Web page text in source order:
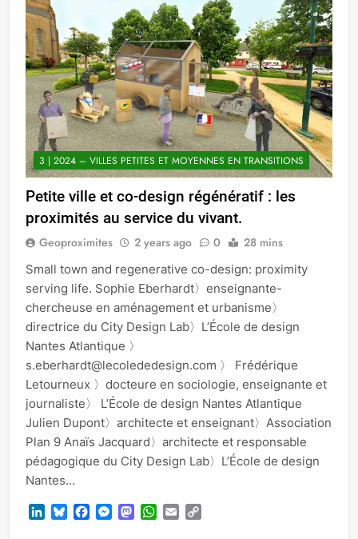
3 | 2024 – VILLES PETITES ET MOYENNES EN TRANSITIONS
Petite ville et co-design régénératif : les
proximités au service du vivant.
Geoproximites 2 years ago 0 28 mins
Small town and regenerative co-design: proximity
serving life. Sophie Eberhardt〉enseignante-
chercheuse en aménagement et urbanisme〉
directrice du City Design Lab〉L’École de design
Nantes Atlantique 〉
s.eberhardt@lecolededesign.com 〉 Frédérique
Letourneux 〉docteure en sociologie, enseignante et
journaliste〉 L’École de design Nantes Atlantique
Julien Dupont〉architecte et enseignant〉Association
Plan 9 Anaïs Jacquard〉architecte et responsable
pédagogique du City Design Lab〉L’École de design
Nantes…
LinkedInBlueskyFacebook
Messenger
Mastodon
WhatsApp
Email